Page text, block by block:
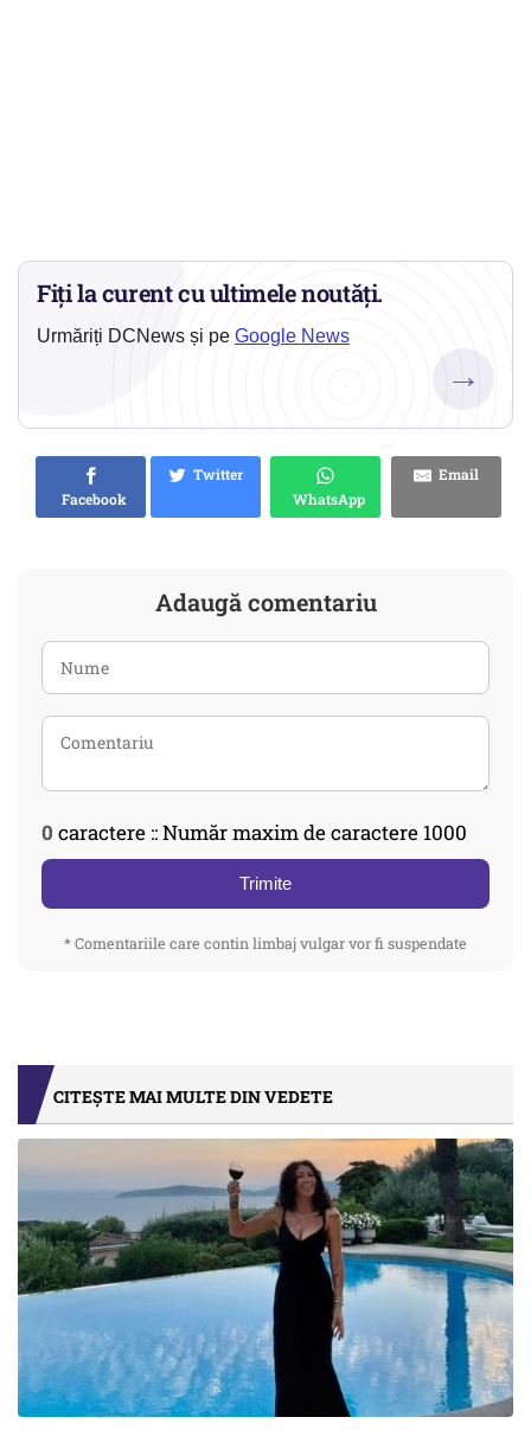
Fiți la curent cu ultimele noutăți.
Urmăriți DCNews și pe Google News
→
Facebook
Twitter
WhatsApp
Email
Adaugă comentariu
0 caractere :: Număr maxim de caractere 1000
Trimite
* Comentariile care contin limbaj vulgar vor fi suspendate
CITEȘTE MAI MULTE DIN VEDETE